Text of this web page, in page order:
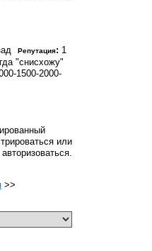
Репутация: 1
"снисхожу"
1500-2000-
или
авторизоваться.
>>